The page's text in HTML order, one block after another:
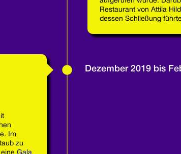
Restaurant von Attila
dessen Schließung
Dezember 2019 bis
Im
zu